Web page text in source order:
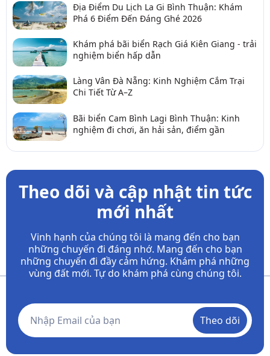
Địa Điểm Du Lịch La Gi Bình Thuận: Khám
Phá 6 Điểm Đến Đáng Ghé 2026
Khám phá bãi biển Rạch Giá Kiên Giang - trải
nghiệm biển hấp dẫn
Làng Vân Đà Nẵng: Kinh Nghiệm Cắm Trại
Chi Tiết Từ A–Z
Bãi biển Cam Bình Lagi Bình Thuận: Kinh
nghiệm đi chơi, ăn hải sản, điểm gần
Theo dõi và cập nhật tin tức
mới nhất
Vinh hạnh của chúng tôi là mang đến cho bạn
những chuyến đi đáng nhớ. Mang đến cho bạn
những chuyến đi đầy cảm hứng. Khám phá những
vùng đất mới. Tự do khám phá cùng chúng tôi.
Theo dõi